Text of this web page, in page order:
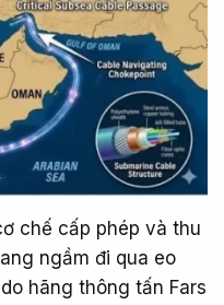
chế cấp phép và thu
ngầm đi qua eo
hãng thông tấn Fars